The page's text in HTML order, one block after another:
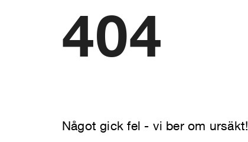
404
Något gick fel - vi ber om ursäkt!